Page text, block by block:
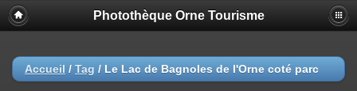
Photothèque Orne Tourisme
Accueil / Tag / Le Lac de Bagnoles de l'Orne coté parc